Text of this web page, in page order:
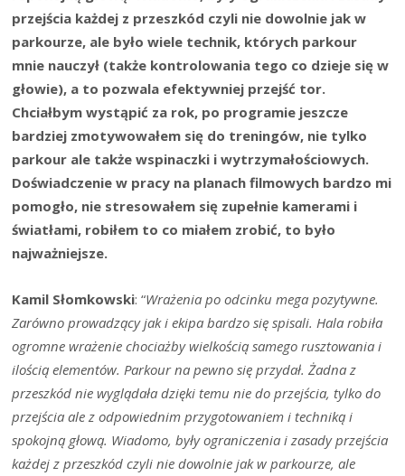
Kamil Słomkowski: “Wrażenia po odcinku mega pozytywne.
Zarówno prowadzący jak i ekipa bardzo się spisali. Hala robiła
ogromne wrażenie chociażby wielkością samego rusztowania i
ilością elementów. Parkour na pewno się przydał. Żadna z
przeszkód nie wyglądała dzięki temu nie do przejścia, tylko do
przejścia ale z odpowiednim przygotowaniem i techniką i
spokojną głową. Wiadomo, były ograniczenia i zasady przejścia
każdej z przeszkód czyli nie dowolnie jak w parkourze, ale